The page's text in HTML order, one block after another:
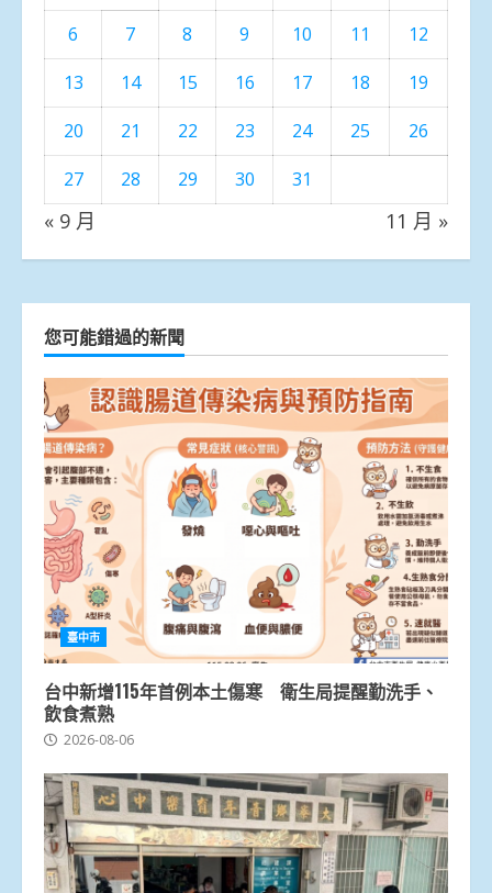
6
7 8 9 10 11
12
13
14 15 16 17 18
19
20
21 22 23 24 25
26
27
28 29 30 31
« 9 月 11 月 »
您可能錯過的新聞
臺中市
台中新增115年首例本土傷寒 衛生局提醒勤洗手、
飲食煮熟
2026-08-06